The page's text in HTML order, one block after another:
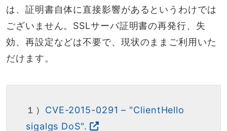
は、証明書自体に直接影響があるというわけでは
ございません。SSLサーバ証明書の再発行、失
効、再設定などは不要で、現状のままご利用いた
だけます。
１） CVE-2015-0291 – "ClientHello
sigalgs DoS".